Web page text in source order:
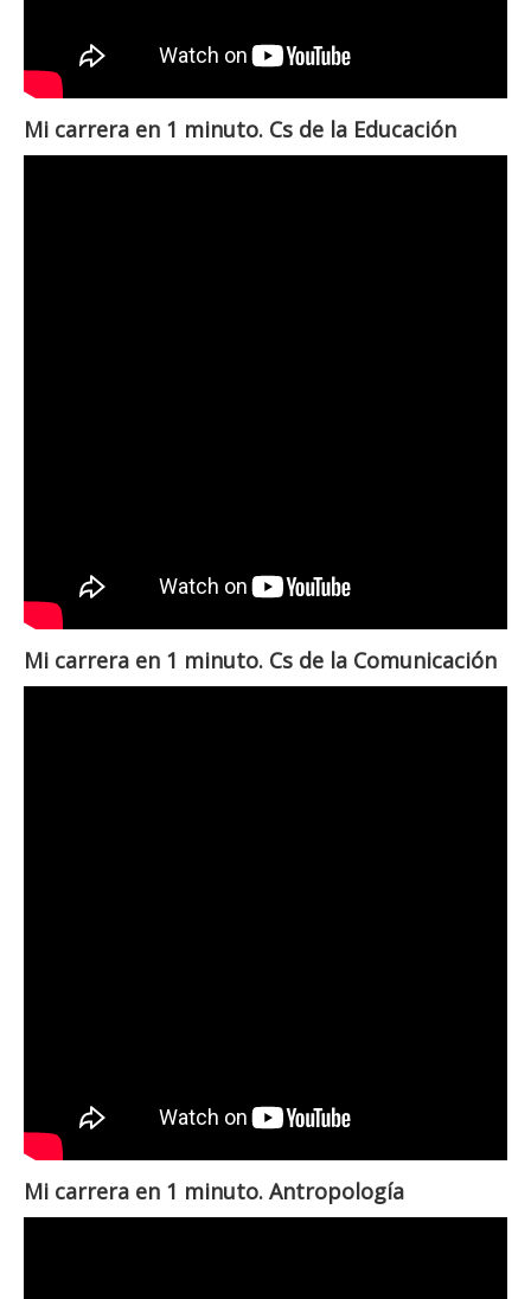
Mi carrera en 1 minuto. Cs de la Educación
Mi carrera en 1 minuto. Cs de la Comunicación
Mi carrera en 1 minuto. Antropología